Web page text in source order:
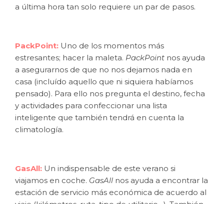
a última hora tan solo requiere un par de pasos.
PackPoint: Uno de los momentos más
estresantes; hacer la maleta. PackPoint nos ayuda
a asegurarnos de que no nos dejamos nada en
casa (incluído aquello que ni siquiera habíamos
pensado). Para ello nos pregunta el destino, fecha
y actividades para confeccionar una lista
inteligente que también tendrá en cuenta la
climatología.
GasAll: Un indispensable de este verano si
viajamos en coche. GasAll nos ayuda a encontrar la
estación de servicio más económica de acuerdo al